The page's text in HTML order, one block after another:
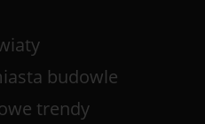
budowle
trendy